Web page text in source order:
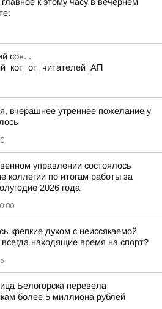
сон. .
вчерашнее утреннее пожелание у
управлении состоялось
коллегии по итогам работы за
2026 года
крепкие духом с неиссякаемой
всегда находящие время на спорт?
Белогорска перевела
более 5 миллиона рублей